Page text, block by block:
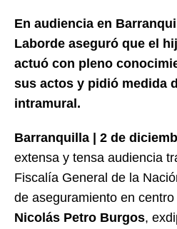
En audiencia en
Laborde aseguró que el
actuó con pleno
sus actos y pidió medida
intramural.
Barranquilla | 2 de
extensa y tensa audiencia
Fiscalía General de la
de aseguramiento en
Nicolás Petro Burgos,